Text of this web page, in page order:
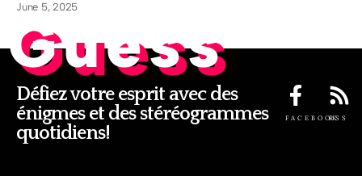
June 5, 2025
Guess
Défiez votre esprit avec des
énigmes et des stéréogrammes
quotidiens!
FACEBOOKRSS